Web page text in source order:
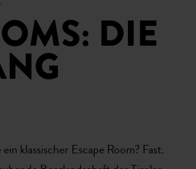
DIE
klassischer Escape Room? Fast.